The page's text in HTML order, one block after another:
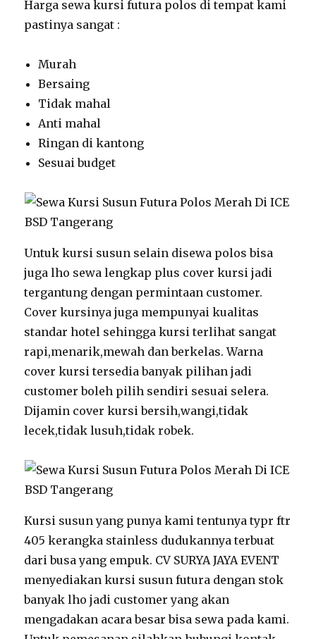
Harga sewa kursi futura polos di tempat kami
pastinya sangat :
Murah
Bersaing
Tidak mahal
Anti mahal
Ringan di kantong
Sesuai budget
Untuk kursi susun selain disewa polos bisa
juga lho sewa lengkap plus cover kursi jadi
tergantung dengan permintaan customer.
Cover kursinya juga mempunyai kualitas
standar hotel sehingga kursi terlihat sangat
rapi,menarik,mewah dan berkelas. Warna
cover kursi tersedia banyak pilihan jadi
customer boleh pilih sendiri sesuai selera.
Dijamin cover kursi bersih,wangi,tidak
lecek,tidak lusuh,tidak robek.
Kursi susun yang punya kami tentunya typr ftr
405 kerangka stainless dudukannya terbuat
dari busa yang empuk. CV SURYA JAYA EVENT
menyediakan kursi susun futura dengan stok
banyak lho jadi customer yang akan
mengadakan acara besar bisa sewa pada kami.